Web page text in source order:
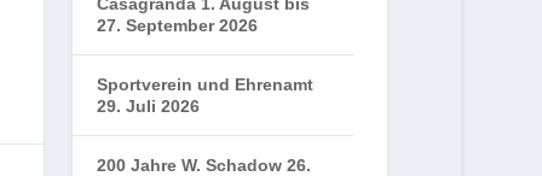
27. September 2026
Sportverein und Ehrenamt
29. Juli 2026
200 Jahre W. Schadow 26.